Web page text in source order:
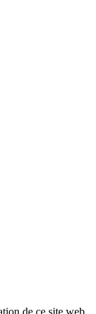
de ce site web,